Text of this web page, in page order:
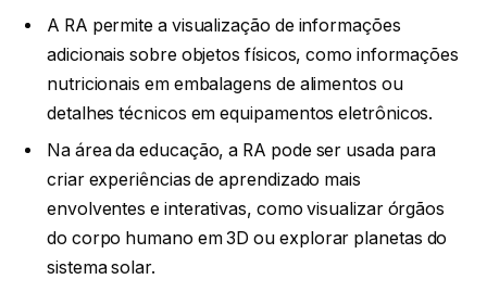
A RA permite a visualização de informações
adicionais sobre objetos físicos, como informações
nutricionais em embalagens de alimentos ou
detalhes técnicos em equipamentos eletrônicos.
Na área da educação, a RA pode ser usada para
criar experiências de aprendizado mais
envolventes e interativas, como visualizar órgãos
do corpo humano em 3D ou explorar planetas do
sistema solar.